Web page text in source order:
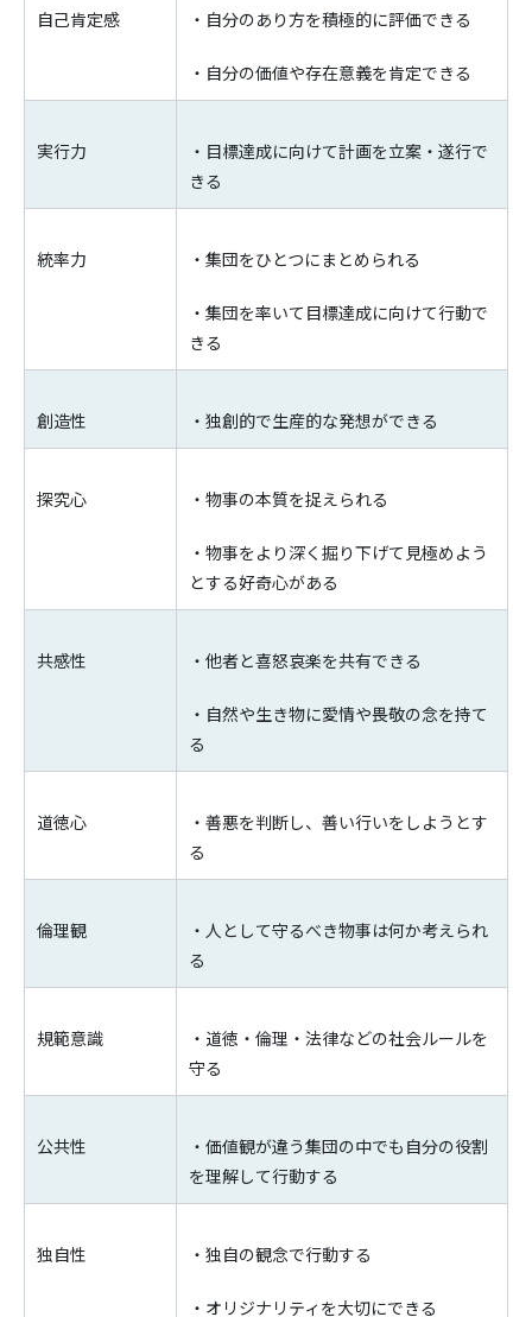
自己肯定感 ・自分のあり方を積極的に評価できる
・自分の価値や存在意義を肯定できる
実行力
・目標達成に向けて計画を立案・遂行で
きる
統率力 ・集団をひとつにまとめられる
・集団を率いて目標達成に向けて行動で
きる
創造性 ・独創的で生産的な発想ができる
探究心 ・物事の本質を捉えられる
・物事をより深く掘り下げて見極めよう
とする好奇心がある
共感性 ・他者と喜怒哀楽を共有できる
・自然や生き物に愛情や畏敬の念を持て
る
道徳心
・善悪を判断し、善い行いをしようとす
る
倫理観
・人として守るべき物事は何か考えられ
る
規範意識
・道徳・倫理・法律などの社会ルールを
守る
公共性
・価値観が違う集団の中でも自分の役割
を理解して行動する
独自性 ・独自の観念で行動する
・オリジナリティを大切にできる